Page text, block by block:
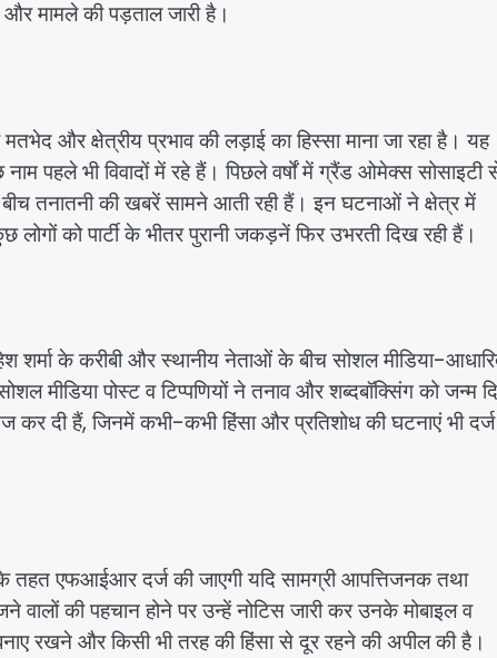
मामले की पड़ताल जारी है।
और क्षेत्रीय प्रभाव की लड़ाई का हिस्सा माना जा रहा है। यह
पहले भी विवादों में रहे हैं। पिछले वर्षों में ग्रैंड ओमेक्स
तनातनी की खबरें सामने आती रही हैं। इन घटनाओं ने क्षेत्र में
को पार्टी के भीतर पुरानी जकड़नें फिर उभरती दिख रही हैं।
के करीबी और स्थानीय नेताओं के बीच सोशल मीडिया-
मीडिया पोस्ट व टिप्पणियों ने तनाव और शब्दबॉक्सिंग को जन्म
कर दी हैं, जिनमें कभी-कभी हिंसा और प्रतिशोध की घटनाएं भी
तहत एफआईआर दर्ज की जाएगी यदि सामग्री आपत्तिजनक तथा
की पहचान होने पर उन्हें नोटिस जारी कर उनके मोबाइल व
रखने और किसी भी तरह की हिंसा से दूर रहने की अपील की है।